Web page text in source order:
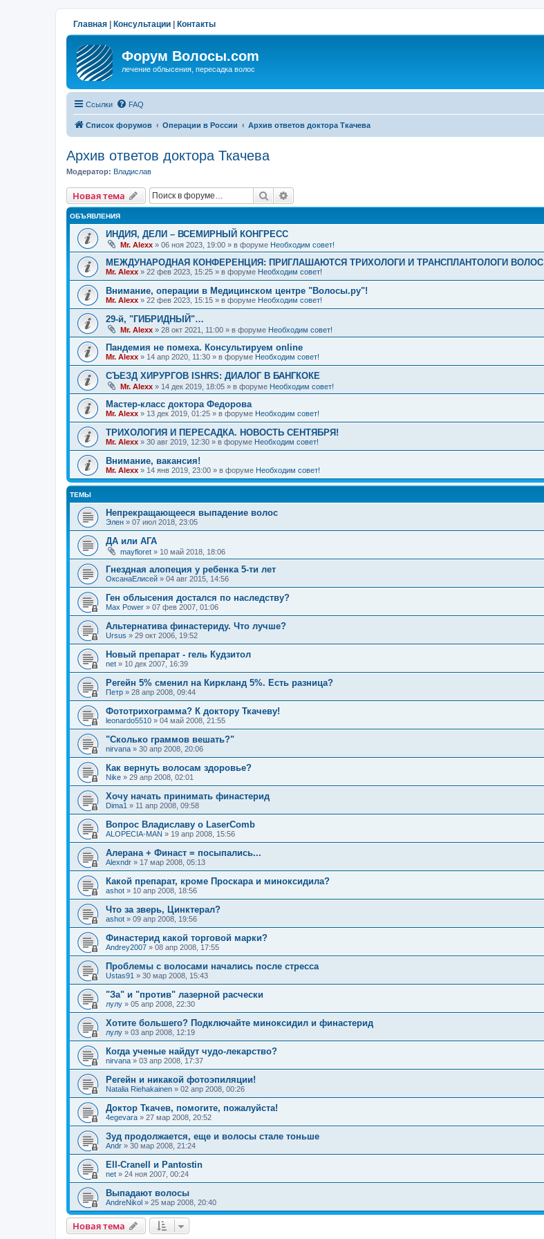
Главная Консультации Контакты
Форум Волосы.com
лечение облысения, пересадка волос
Ссылки FAQ
Список форумов Операции в России Архив ответов доктора Ткачева
Архив ответов доктора Ткачева
Модератор: Владислав
Новая тема Поиск
ОБЪЯВЛЕНИЯ
ИНДИЯ, ДЕЛИ – ВСЕМИРНЫЙ КОНГРЕСС
Mr. Alexx » 06 ноя 2023, 19:00 » в форуме Необходим совет!
МЕЖДУНАРОДНАЯ КОНФЕРЕНЦИЯ: ПРИГЛАШАЮТСЯ ТРИХОЛОГИ И ТРАНСПЛАНТОЛОГИ ВОЛОС
Mr. Alexx » 22 фев 2023, 15:25 » в форуме Необходим совет!
Внимание, операции в Медицинском центре "Волосы.ру"!
Mr. Alexx » 22 фев 2023, 15:15 » в форуме Необходим совет!
29-й, "ГИБРИДНЫЙ"…
Mr. Alexx » 28 окт 2021, 11:00 » в форуме Необходим совет!
Пандемия не помеха. Консультируем online
Mr. Alexx » 14 апр 2020, 11:30 » в форуме Необходим совет!
СЪЕЗД ХИРУРГОВ ISHRS: ДИАЛОГ В БАНГКОКЕ
Mr. Alexx » 14 дек 2019, 18:05 » в форуме Необходим совет!
Мастер-класс доктора Федорова
Mr. Alexx » 13 дек 2019, 01:25 » в форуме Необходим совет!
ТРИХОЛОГИЯ И ПЕРЕСАДКА. НОВОСТЬ СЕНТЯБРЯ!
Mr. Alexx » 30 авг 2019, 12:30 » в форуме Необходим совет!
Внимание, вакансия!
Mr. Alexx » 14 янв 2019, 23:00 » в форуме Необходим совет!
ТЕМЫ
Непрекращающееся выпадение волос
Элен » 07 июл 2018, 23:05
ДА или АГА
mayfloret » 10 май 2018, 18:06
Гнездная алопеция у ребенка 5-ти лет
ОксанаЕлисей » 04 авг 2015, 14:56
Ген облысения достался по наследству?
Max Power » 07 фев 2007, 01:06
Альтернатива финастериду. Что лучше?
Ursus » 29 окт 2006, 19:52
Новый препарат - гель Кудзитол
net » 10 дек 2007, 16:39
Регейн 5% сменил на Киркланд 5%. Есть разница?
Петр » 28 апр 2008, 09:44
Фототрихограмма? К доктору Ткачеву!
leonardo5510 » 04 май 2008, 21:55
"Сколько граммов вешать?"
nirvana » 30 апр 2008, 20:06
Как вернуть волосам здоровье?
Nike » 29 апр 2008, 02:01
Хочу начать принимать финастерид
Dima1 » 11 апр 2008, 09:58
Вопрос Владиславу о LaserComb
ALOPECIA-MAN » 19 апр 2008, 15:56
Алерана + Финаст = посыпались...
Alexndr » 17 мар 2008, 05:13
Какой препарат, кроме Проскара и миноксидила?
ashot » 10 апр 2008, 18:56
Что за зверь, Цинктерал?
ashot » 09 апр 2008, 19:56
Финастерид какой торговой марки?
Andrey2007 » 08 апр 2008, 17:55
Проблемы с волосами начались после стресса
Ustas91 » 30 мар 2008, 15:43
"За" и "против" лазерной расчески
лулу » 05 апр 2008, 22:30
Хотите большего? Подключайте миноксидил и финастерид
лулу » 03 апр 2008, 12:19
Когда ученые найдут чудо-лекарство?
nirvana » 03 апр 2008, 17:37
Регейн и никакой фотоэпиляции!
Natalia Riehakainen » 02 апр 2008, 00:26
Доктор Ткачев, помогите, пожалуйста!
4egevara » 27 мар 2008, 20:52
Зуд продолжается, еще и волосы стале тоньше
Andr » 30 мар 2008, 21:24
Ell-Cranell и Pantostin
net » 24 ноя 2007, 00:24
Выпадают волосы
AndreNikol » 25 мар 2008, 20:40
Новая тема